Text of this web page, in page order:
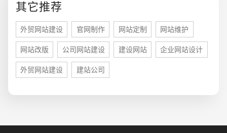
其它推荐
外贸网站建设 官网制作 网站定制 网站维护
网站改版 公司网站建设 建设网站 企业网站设计
外贸网站建设 建站公司
招标项目